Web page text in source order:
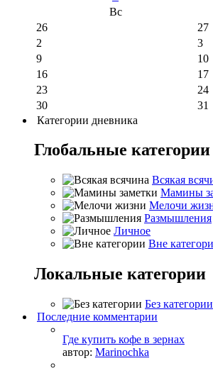
Вс
26
27
2
3
9
10
16
17
23
24
30
31
Категории дневника
Глобальные категории
Всякая
Мамины
Мелочи
Размышления
Личное
Вне
Локальные категории
Без категории
Последние комментарии
Где купить кофе в зернах
автор: Marinochka